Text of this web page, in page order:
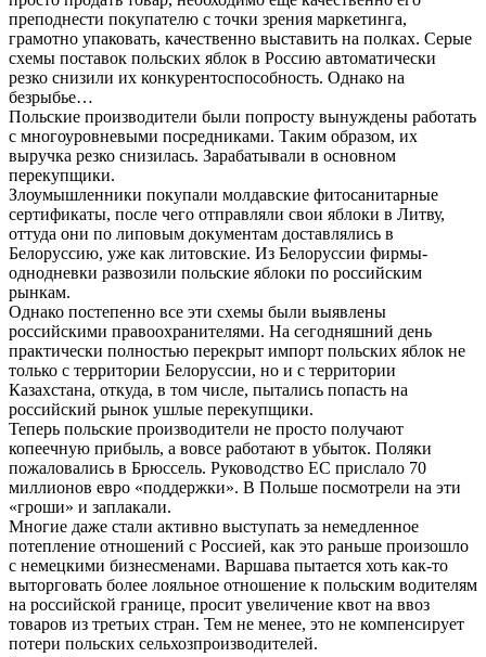
преподнести покупателю с точки зрения маркетинга,
грамотно упаковать, качественно выставить на полках. Серые
схемы поставок польских яблок в Россию автоматически
резко снизили их конкурентоспособность. Однако на
безрыбье…
Польские производители были попросту вынуждены работать
с многоуровневыми посредниками. Таким образом, их
выручка резко снизилась. Зарабатывали в основном
перекупщики.
Злоумышленники покупали молдавские фитосанитарные
сертификаты, после чего отправляли свои яблоки в Литву,
оттуда они по липовым документам доставлялись в
Белоруссию, уже как литовские. Из Белоруссии фирмы-
однодневки развозили польские яблоки по российским
рынкам.
Однако постепенно все эти схемы были выявлены
российскими правоохранителями. На сегодняшний день
практически полностью перекрыт импорт польских яблок не
только с территории Белоруссии, но и с территории
Казахстана, откуда, в том числе, пытались попасть на
российский рынок ушлые перекупщики.
Теперь польские производители не просто получают
копеечную прибыль, а вовсе работают в убыток. Поляки
пожаловались в Брюссель. Руководство ЕС прислало 70
миллионов евро «поддержки». В Польше посмотрели на эти
«гроши» и заплакали.
Многие даже стали активно выступать за немедленное
потепление отношений с Россией, как это раньше произошло
с немецкими бизнесменами. Варшава пытается хоть как-то
выторговать более лояльное отношение к польским водителям
на российской границе, просит увеличение квот на ввоз
товаров из третьих стран. Тем не менее, это не компенсирует
потери польских сельхозпроизводителей.